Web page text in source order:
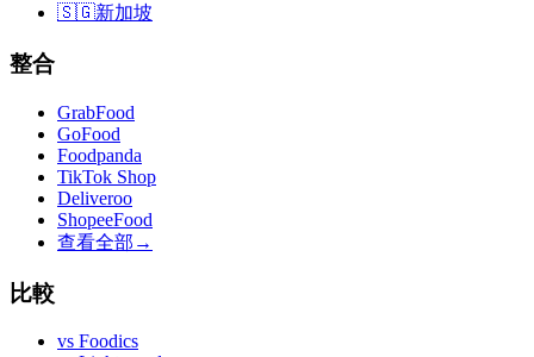
🇸🇬新加坡
整合
GrabFood
GoFood
Foodpanda
TikTok Shop
Deliveroo
ShopeeFood
查看全部 →
比較
vs Foodics